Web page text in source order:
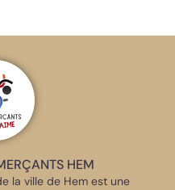
HEM
la ville de Hem est une